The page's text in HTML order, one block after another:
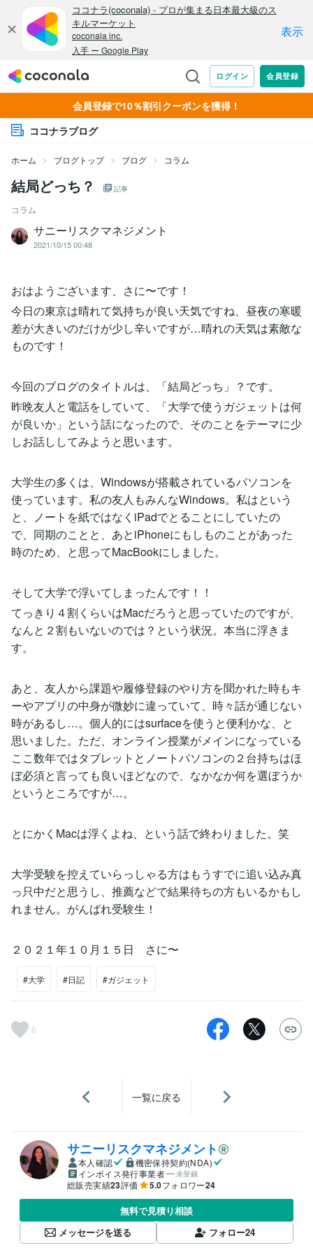
会員登録で10％割引クーポンを獲得！
ココナラブログ
ホーム ブログトップ ブログ コラム
結局どっち？ 記事
コラム
サニーリスクマネジメント
2021/10/15 00:48
おはようございます、さに〜です！
今日の東京は晴れて気持ちが良い天気ですね、昼夜の寒暖
差が大きいのだけが少し辛いですが…晴れの天気は素敵な
ものです！
今回のブログのタイトルは、「結局どっち」？です。
昨晩友人と電話をしていて、「大学で使うガジェットは何
が良いか」という話になったので、そのことをテーマに少
しお話ししてみようと思います。
大学生の多くは、Windowsが搭載されているパソコンを
使っています。私の友人もみんなWindows。私はという
と、ノートを紙ではなくiPadでとることにしていたの
で、同期のことと、あとiPhoneにもしものことがあった
時のため、と思ってMacBookにしました。
そして大学で浮いてしまったんです！！
てっきり４割くらいはMacだろうと思っていたのですが、
なんと２割もいないのでは？という状況。本当に浮きま
す。
あと、友人から課題や履修登録のやり方を聞かれた時もキ
ーやアプリの中身が微妙に違っていて、時々話が通じない
時があるし…。個人的にはsurfaceを使うと便利かな、と
思いました。ただ、オンライン授業がメインになっている
ここ数年ではタブレットとノートパソコンの２台持ちはほ
ぼ必須と言っても良いほどなので、なかなか何を選ぼうか
というところですが…。
とにかくMacは浮くよね、という話で終わりました。笑
大学受験を控えていらっしゃる方はもうすでに追い込み真
っ只中だと思うし、推薦などで結果待ちの方もいるかもし
れません。がんばれ受験生！
２０２１年１０月１５日 さに〜
#大学 #日記 #ガジェット
6
一覧に戻る
サニーリスクマネジメント
本人確認
機密保持契約(NDA)
インボイス発行事業者
未登録
総販売実績23評価 5.0フォロワー24
無料で見積り相談
メッセージを送る
フォロー24